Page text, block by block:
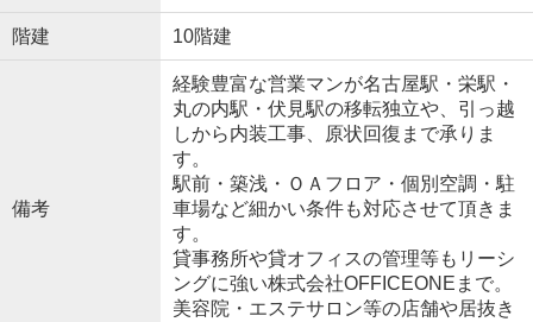
階建 10階建
備考
経験豊富な営業マンが名古屋駅・栄駅・
丸の内駅・伏見駅の移転独立や、引っ越
しから内装工事、原状回復まで承りま
す。
駅前・築浅・ＯＡフロア・個別空調・駐
車場など細かい条件も対応させて頂きま
す。
貸事務所や貸オフィスの管理等もリーシ
ングに強い株式会社OFFICEONEまで。
美容院・エステサロン等の店舗や居抜き